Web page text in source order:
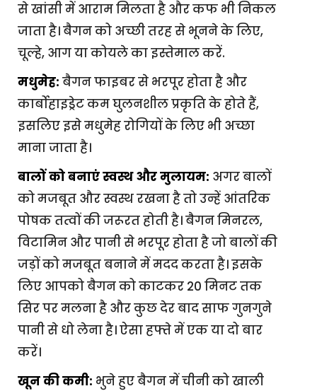
से खांसी में आराम मिलता है और कफ भी निकल
जाता है। बैगन को अच्छी तरह से भूनने के लिए,
चूल्हे, आग या कोयले का इस्तेमाल करें.
मधुमेह: बैगन फाइबर से भरपूर होता है और
कार्बोहाइड्रेट कम घुलनशील प्रकृति के होते हैं,
इसलिए इसे मधुमेह रोगियों के लिए भी अच्छा
माना जाता है।
बालों को बनाएं स्वस्थ और मुलायम: अगर बालों
को मजबूत और स्वस्थ रखना है तो उन्हें आंतरिक
पोषक तत्वों की जरूरत होती है। बैगन मिनरल,
विटामिन और पानी से भरपूर होता है जो बालों की
जड़ों को मजबूत बनाने में मदद करता है। इसके
लिए आपको बैगन को काटकर 20 मिनट तक
सिर पर मलना है और कुछ देर बाद साफ गुनगुने
पानी से धो लेना है। ऐसा हफ्ते में एक या दो बार
करें।
खून की कमी: भुने हुए बैगन में चीनी को खाली